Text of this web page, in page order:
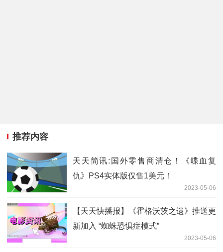
推荐内容
天天简讯:国外零售商清仓！《喋血复
仇》PS4实体版仅售1美元！
2023-05-06
【天天快播报】《霍格沃茨之遗》推送更
新加入 “蜘蛛恐惧症模式”
2023-05-06